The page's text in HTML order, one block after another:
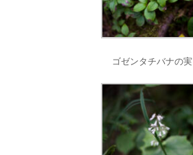
ゴゼンタチバナの実